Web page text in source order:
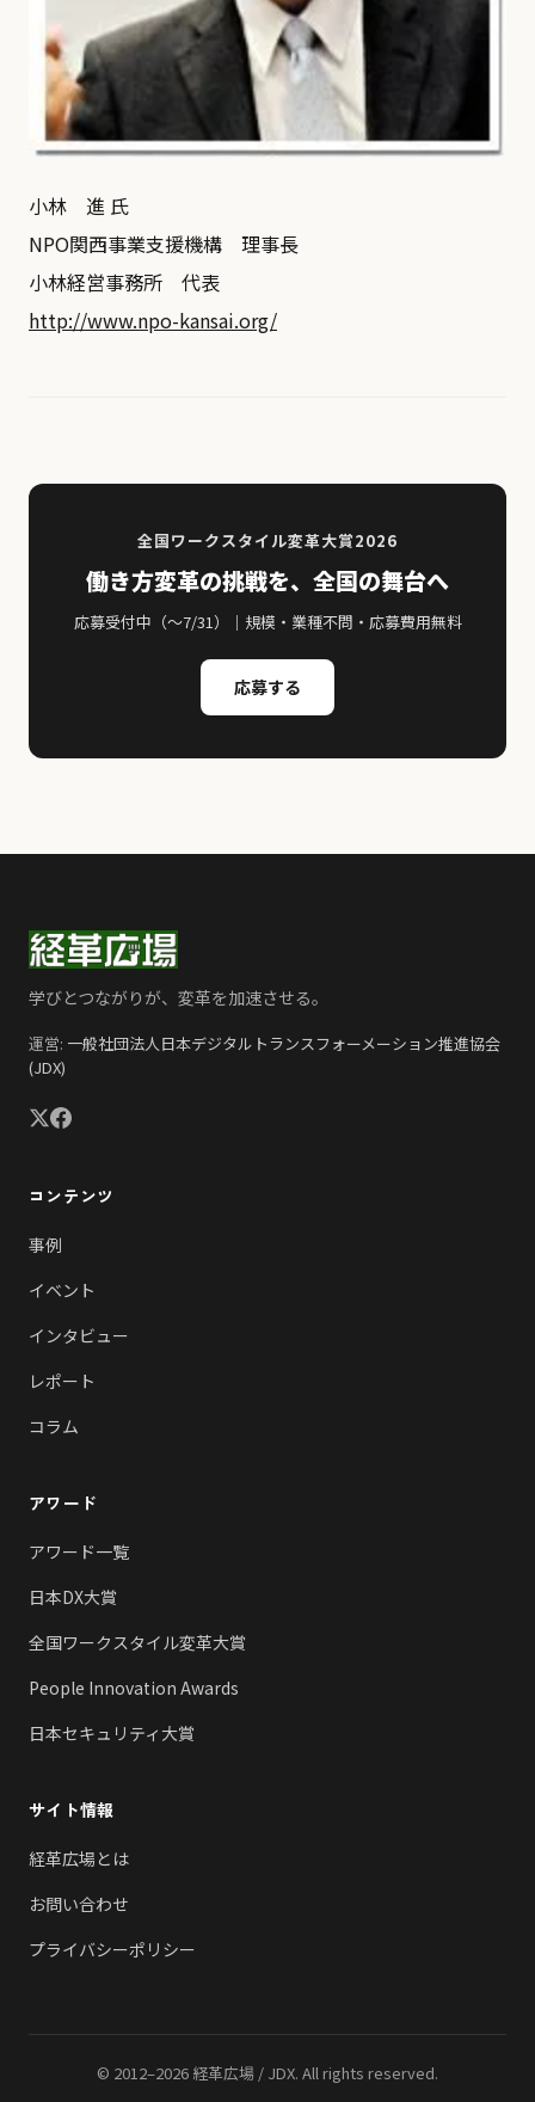
小林 進 氏
NPO関西事業支援機構 理事長
小林経営事務所 代表
http://www.npo-kansai.org/
全国ワークスタイル変革大賞2026
働き方変革の挑戦を、全国の舞台へ
応募受付中（〜7/31）｜規模・業種不問・応募費用無料
応募する
学びとつながりが、変革を加速させる。
運営: 一般社団法人日本デジタルトランスフォーメーション推進協会
(JDX)
コンテンツ
事例
イベント
インタビュー
レポート
コラム
アワード
アワード一覧
日本DX大賞
全国ワークスタイル変革大賞
People Innovation Awards
日本セキュリティ大賞
サイト情報
経革広場とは
お問い合わせ
プライバシーポリシー
© 2012–2026 経革広場 / JDX. All rights reserved.